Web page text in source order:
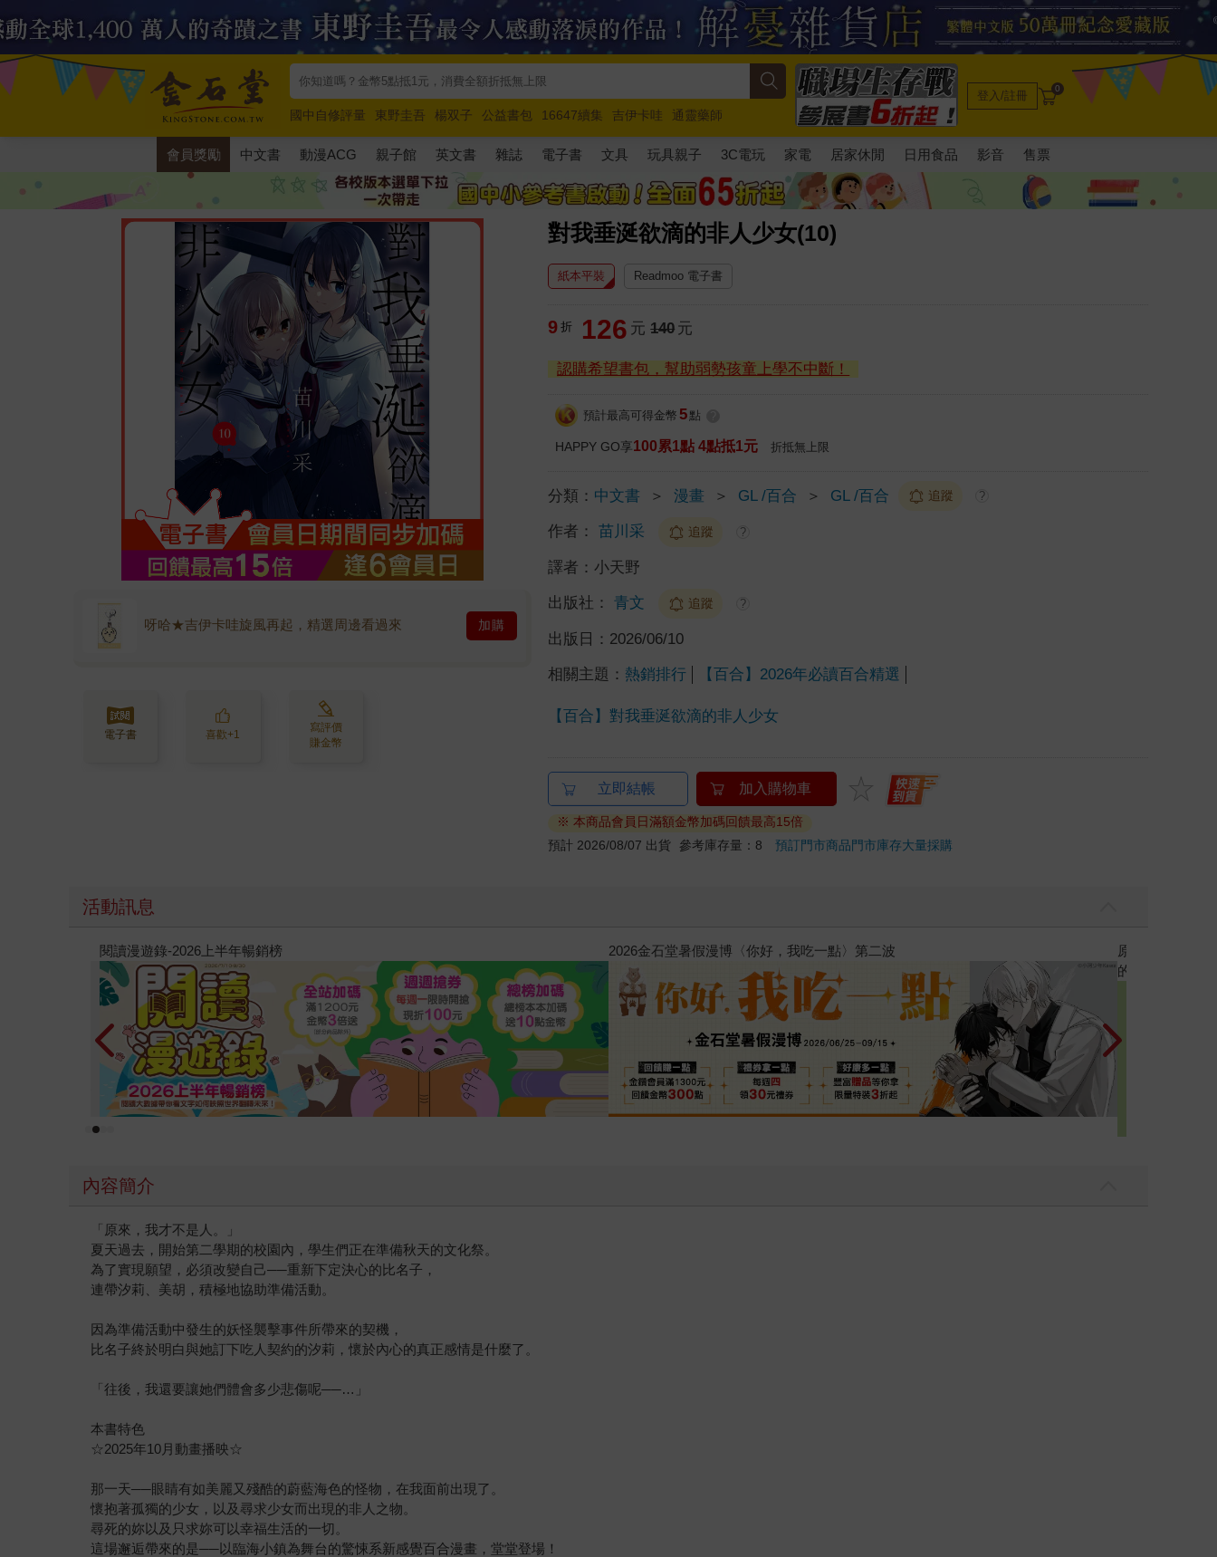
國中自修評量 東野圭吾 楊双子 公益書包 16647續集 吉伊卡哇
通靈藥師
唯紅花綻放
奧德賽 路邊攤新作 馬斯克 玩具總動員5 超慢跑
登入/註冊 0
會員獎勵 中文書 動漫ACG 親子館 英文書 雜誌 電子書 文具 玩具親子 3C電玩 家電 居家休閒 日用食品 影音 售票
對我垂涎欲滴的非人少女(10)
呀哈★吉伊卡哇旋風再起，精選周邊看過來 加購
電子書 喜歡+1
寫評價
賺金幣
紙本平裝 Readmoo 電子書
9 折 126 元 140 元
認購希望書包，幫助弱勢孩童上學不中斷！
預計最高可得金幣 5 點
HAPPY GO享100累1點 4點抵1元 折抵無上限
分類： 中文書 ＞ 漫畫 ＞ GL /百合 ＞ GL /百合 追蹤 ?
作者： 苗川采 追蹤 ?
譯者： 小天野
出版社： 青文 追蹤 ?
出版日： 2026/06/10
相關主題： 熱銷排行 【百合】2026年必讀百合精選
【百合】對我垂涎欲滴的非人少女
立即結帳 加入購物車
※ 本商品會員日滿額金幣加碼回饋最高15倍
預計 2026/08/07 出貨 參考庫存量：8預訂門市商品門市庫存大量採購
活動訊息
原本只是跟全校第一美少女商量彼此摯友的戀愛煩惱，不知不覺間她竟成為我最親近
的存在（１）
攻殼機動隊 (1995) 4K數位修復版 黃色書刊回來
內容簡介
「原來，我才不是人。」
夏天過去，開始第二學期的校園內，學生們正在準備秋天的文化祭。
為了實現願望，必須改變自己──重新下定決心的比名子，
連帶汐莉、美胡，積極地協助準備活動。
因為準備活動中發生的妖怪襲擊事件所帶來的契機，
比名子終於明白與她訂下吃人契約的汐莉，懷於內心的真正感情是什麼了。
「往後，我還要讓她們體會多少悲傷呢──…」
本書特色
☆2025年10月動畫播映☆
那一天──眼睛有如美麗又殘酷的蔚藍海色的怪物，在我面前出現了。
懷抱著孤獨的少女，以及尋求少女而出現的非人之物。
尋死的妳以及只求妳可以幸福生活的一切。
這場邂逅帶來的是──以臨海小鎮為舞台的驚悚系新感覺百合漫畫，堂堂登場！